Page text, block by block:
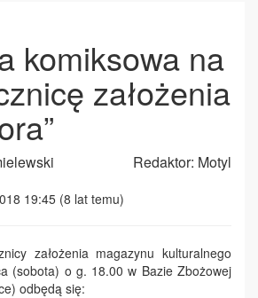
komiksowa na
założenia
Redaktor: Motyl
19:45 (8 lat temu)
założenia magazynu kulturalnego
(sobota) o g. 18.00 w Bazie Zbożowej
odbędą się: